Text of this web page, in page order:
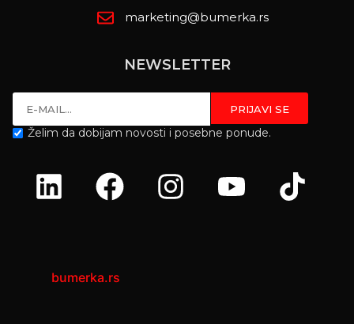
marketing@bumerka.rs
NEWSLETTER
Želim da dobijam novosti i posebne ponude.
bumerka.rs